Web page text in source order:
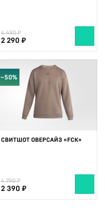
4 490
2 290
−50%
СВИТШОТ ОВЕРСАЙЗ «FCK»
4 790
2 390